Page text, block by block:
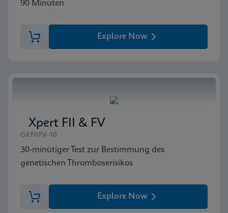
90 Minuten
Explore Now
Xpert FII & FV
GXFIIFV-10
30-minütiger Test zur Bestimmung des
genetischen Thromboserisikos
Explore Now